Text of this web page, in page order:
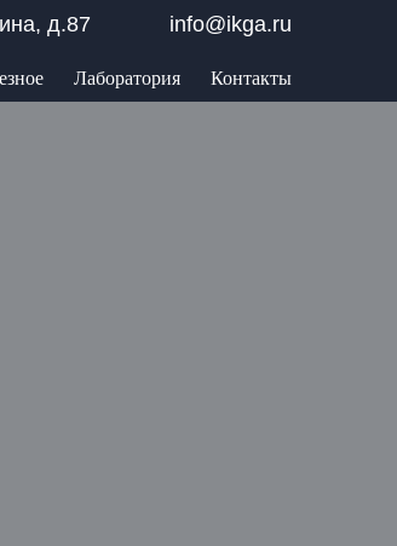
info@ikga.ru
д.87
Лаборатория Контакты